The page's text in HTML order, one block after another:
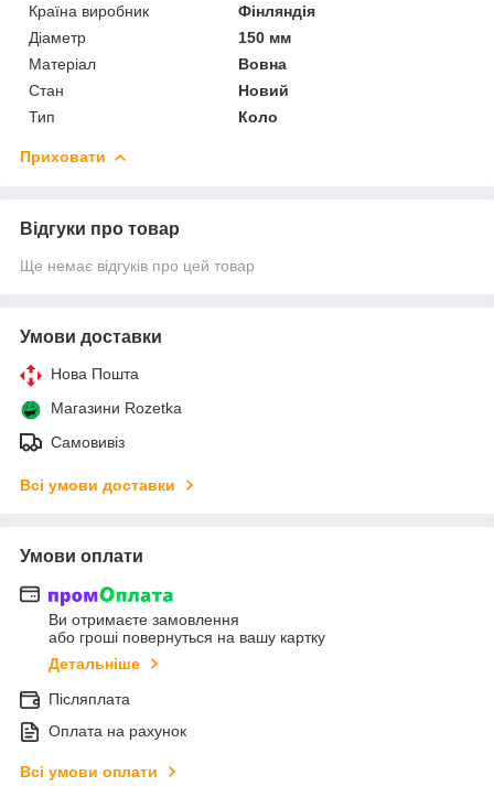
Країна виробник
Фінляндія
Діаметр
150 мм
Матеріал
Вовна
Стан
Новий
Тип
Коло
Приховати
Відгуки про товар
Ще немає відгуків про цей товар
Умови доставки
Нова Пошта
Магазини Rozetka
Самовивіз
Всі умови доставки
Умови оплати
Ви отримаєте замовлення
або гроші повернуться на вашу картку
Детальніше
Післяплата
Оплата на рахунок
Всі умови оплати